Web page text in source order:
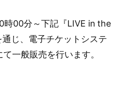
時00分～下記『LIVE in the
じ、電子チケットシステ
一般販売を行います。